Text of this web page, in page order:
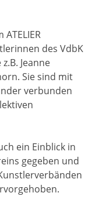
ATELIER
des VdbK
Jeanne
Sie sind mit
verbunden
ein Einblick in
gegeben und